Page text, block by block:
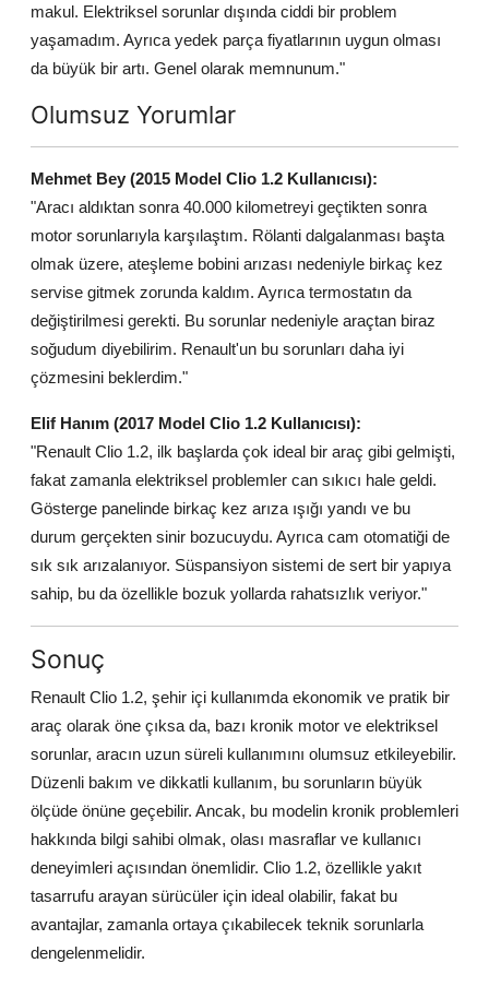
makul. Elektriksel sorunlar dışında ciddi bir problem
yaşamadım. Ayrıca yedek parça fiyatlarının uygun olması
da büyük bir artı. Genel olarak memnunum."
Olumsuz Yorumlar
Mehmet Bey (2015 Model Clio 1.2 Kullanıcısı):
"Aracı aldıktan sonra 40.000 kilometreyi geçtikten sonra
motor sorunlarıyla karşılaştım. Rölanti dalgalanması başta
olmak üzere, ateşleme bobini arızası nedeniyle birkaç kez
servise gitmek zorunda kaldım. Ayrıca termostatın da
değiştirilmesi gerekti. Bu sorunlar nedeniyle araçtan biraz
soğudum diyebilirim. Renault'un bu sorunları daha iyi
çözmesini beklerdim."
Elif Hanım (2017 Model Clio 1.2 Kullanıcısı):
"Renault Clio 1.2, ilk başlarda çok ideal bir araç gibi gelmişti,
fakat zamanla elektriksel problemler can sıkıcı hale geldi.
Gösterge panelinde birkaç kez arıza ışığı yandı ve bu
durum gerçekten sinir bozucuydu. Ayrıca cam otomatiği de
sık sık arızalanıyor. Süspansiyon sistemi de sert bir yapıya
sahip, bu da özellikle bozuk yollarda rahatsızlık veriyor."
Sonuç
Renault Clio 1.2, şehir içi kullanımda ekonomik ve pratik bir
araç olarak öne çıksa da, bazı kronik motor ve elektriksel
sorunlar, aracın uzun süreli kullanımını olumsuz etkileyebilir.
Düzenli bakım ve dikkatli kullanım, bu sorunların büyük
ölçüde önüne geçebilir. Ancak, bu modelin kronik problemleri
hakkında bilgi sahibi olmak, olası masraflar ve kullanıcı
deneyimleri açısından önemlidir. Clio 1.2, özellikle yakıt
tasarrufu arayan sürücüler için ideal olabilir, fakat bu
avantajlar, zamanla ortaya çıkabilecek teknik sorunlarla
dengelenmelidir.